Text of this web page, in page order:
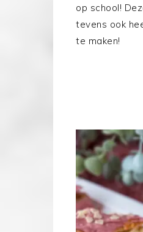
op school!
tevens ook
te maken!